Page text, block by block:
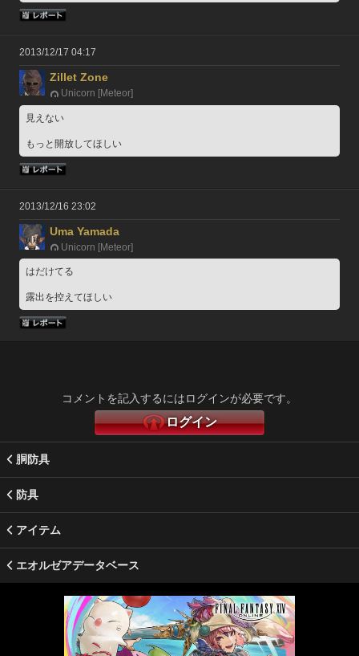
2013/12/17 04:17
Zillet Zone
Unicorn [Meteor]
見えない
もっと開放してほしい
2013/12/16 23:02
Uma Yamada
Unicorn [Meteor]
はだけてる
露出を控えてほしい
コメントを記入するにはログインが必要です。
ログイン
胴防具
防具
アイテム
エオルゼアデータベース